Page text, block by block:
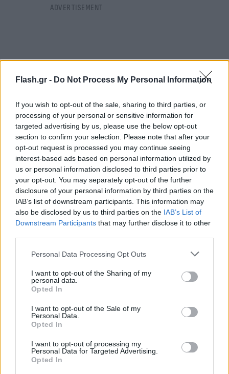
Flash.gr - Do Not Process My Personal Information
If you wish to opt-out of the sale, sharing to third parties, or
processing of your personal or sensitive information for
targeted advertising by us, please use the below opt-out
section to confirm your selection. Please note that after your
opt-out request is processed you may continue seeing
interest-based ads based on personal information utilized by
us or personal information disclosed to third parties prior to
your opt-out. You may separately opt-out of the further
disclosure of your personal information by third parties on the
IAB’s list of downstream participants. This information may
also be disclosed by us to third parties on the IAB’s List of
Downstream Participants that may further disclose it to other
Please note that this website/app uses one or more Google
not limited to your visit or usage behaviour. You may click to
grant or deny consent to Google and its third-party tags to
use your data for below specified purposes in below Google
consent section.
Personal Data Processing Opt Outs
I want to opt-out of the Sharing of my
personal data.
Opted In
I want to opt-out of the Sale of my
Personal Data.
Opted In
I want to opt-out of processing my
Personal Data for Targeted Advertising.
Opted In
Μαρσέιγ – Στρασβούργο (21:45)
Η Μαρσέιγ βρίσκεται σε εξαιρετική αγωνιστική
κατάστασηκαι διεκδικεί τον τίτλο στη Ligue 1,
παρά τη διαφορά των επτά βαθμών από την Παρί
Σεν Ζερμέν. Η ομάδα του Ιγκόρ Τούντορ είναι
διάστημα, δείχνοντας να έχει βρει τον ρυθμό της.
Από την άλλη, το Στρασβούργο έχει
κάνει αίσθηση
με την επιθετική του παραγωγικότητα
παιχνίδια και καταγράφοντας τρία σερί «τρίποντα»
με ισάριθμα Over. Η αναμέτρηση αυτή αναμένεται